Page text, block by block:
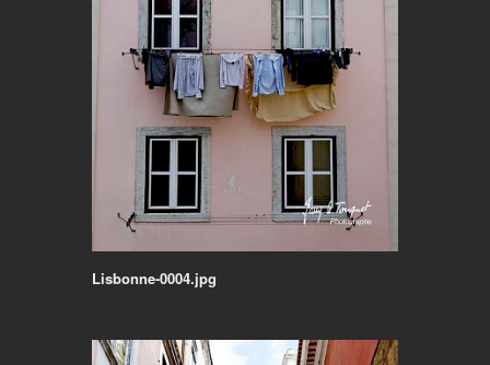
Lisbonne-0004.jpg